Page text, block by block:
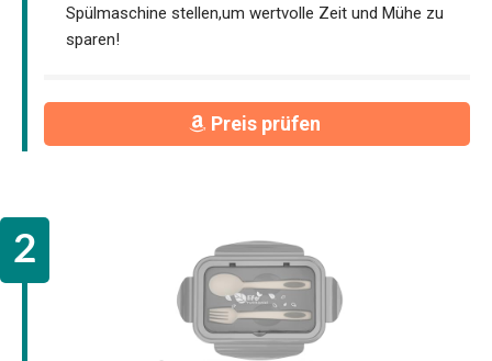
Spülmaschine stellen,um wertvolle Zeit und Mühe zu
sparen!
Preis prüfen